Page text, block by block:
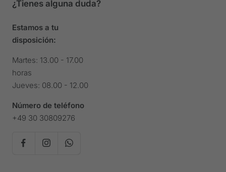
¿Tienes alguna duda?
Estamos a tu
disposición:
Martes: 13.00 - 17.00
horas
Jueves: 08.00 - 12.00
Número de teléfono
+49 30 30809276